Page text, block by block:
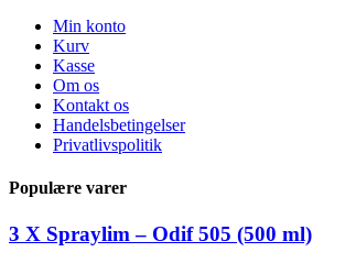
Min konto
Kurv
Kasse
Om os
Kontakt os
Handelsbetingelser
Privatlivspolitik
Populære varer
3 X Spraylim – Odif 505 (500 ml)